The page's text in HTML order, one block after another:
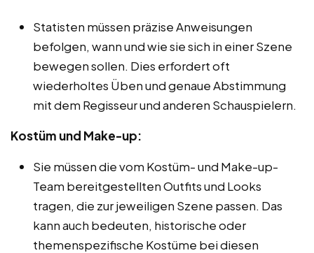
Statisten müssen präzise Anweisungen
befolgen, wann und wie sie sich in einer Szene
bewegen sollen. Dies erfordert oft
wiederholtes Üben und genaue Abstimmung
mit dem Regisseur und anderen Schauspielern.
Kostüm und Make-up:
Sie müssen die vom Kostüm- und Make-up-
Team bereitgestellten Outfits und Looks
tragen, die zur jeweiligen Szene passen. Das
kann auch bedeuten, historische oder
themenspezifische Kostüme bei diesen